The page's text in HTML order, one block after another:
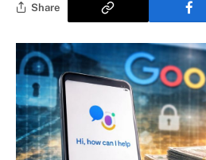
Share